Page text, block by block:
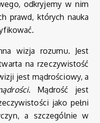
odkryjemy w nim
prawd, których nauka
wizja rozumu. Jest
na rzeczywistość
jest mądrościowy, a
Mądrość jest
jako pełni
a szczególnie w